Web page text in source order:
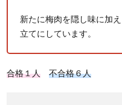
新たに梅肉を隠し味に加
立てにしています。
合格１人 不合格６人